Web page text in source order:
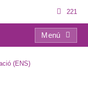
221
Menú
(ENS)